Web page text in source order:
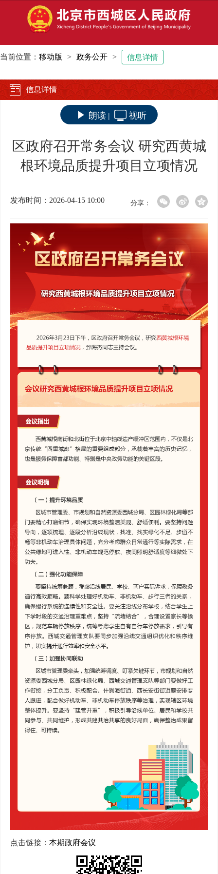
当前位置： 移动版 > 政务公开 > 信息详情
信息详情
朗读 | 视听
区政府召开常务会议 研究西黄城
根环境品质提升项目立项情况
发布时间：2026-04-15 10:00 分享：
点击链接： 本期政府会议